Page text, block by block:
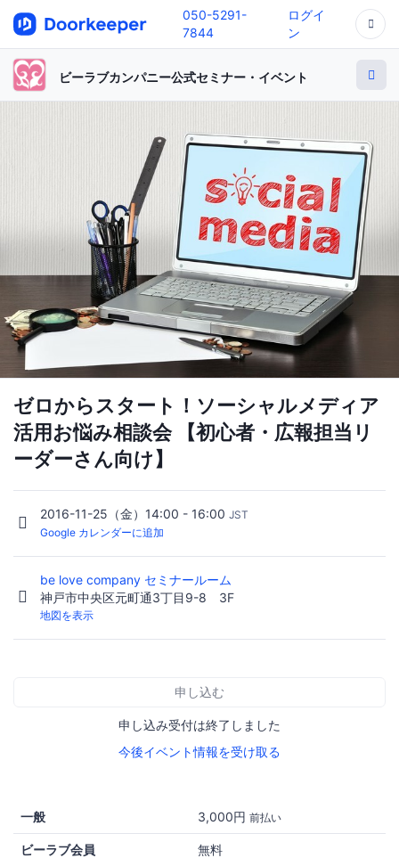
050-5291-
7844
ログイ
ン
ビーラブカンパニー公式セミナー・イベント
ゼロからスタート！ソーシャルメディア
活用お悩み相談会 【初心者・広報担当リ
ーダーさん向け】
2016-11-25（金）14:00 - 16:00 JST
Google カレンダーに追加
be love company セミナールーム
神戸市中央区元町通3丁目9-8 3F
地図を表示
申し込む
申し込み受付は終了しました
今後イベント情報を受け取る
一般 3,000円 前払い
ビーラブ会員 無料